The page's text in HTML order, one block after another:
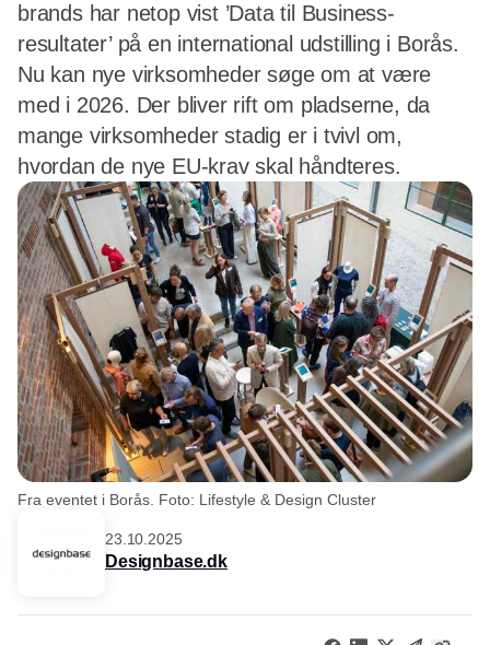
brands har netop vist ’Data til Business-
resultater’ på en international udstilling i Borås.
Nu kan nye virksomheder søge om at være
med i 2026. Der bliver rift om pladserne, da
mange virksomheder stadig er i tvivl om,
hvordan de nye EU-krav skal håndteres.
Fra eventet i Borås. Foto: Lifestyle & Design Cluster
23.10.2025
Designbase.dk